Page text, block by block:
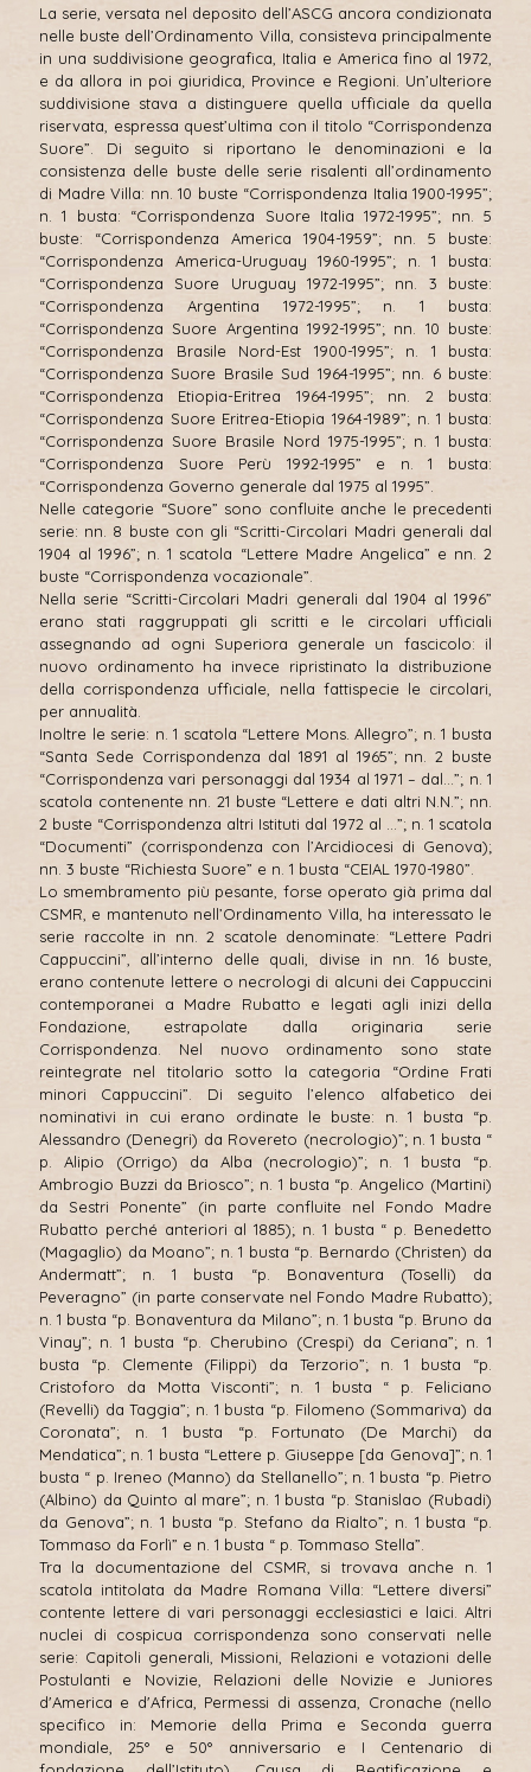
La serie, versata nel deposito dell’ASCG ancora condizionata
nelle buste dell’Ordinamento Villa, consisteva principalmente
in una suddivisione geografica, Italia e America fino al 1972,
e da allora in poi giuridica, Province e Regioni. Un’ulteriore
suddivisione stava a distinguere quella ufficiale da quella
riservata, espressa quest’ultima con il titolo “Corrispondenza
Suore”. Di seguito si riportano le denominazioni e la
consistenza delle buste delle serie risalenti all’ordinamento
di Madre Villa: nn. 10 buste “Corrispondenza Italia 1900-1995”;
n. 1 busta: “Corrispondenza Suore Italia 1972-1995”; nn. 5
buste: “Corrispondenza America 1904-1959”; nn. 5 buste:
“Corrispondenza America-Uruguay 1960-1995”; n. 1 busta:
“Corrispondenza Suore Uruguay 1972-1995”; nn. 3 buste:
“Corrispondenza Argentina 1972-1995”; n. 1 busta:
“Corrispondenza Suore Argentina 1992-1995”; nn. 10 buste:
“Corrispondenza Brasile Nord-Est 1900-1995”; n. 1 busta:
“Corrispondenza Suore Brasile Sud 1964-1995”; nn. 6 buste:
“Corrispondenza Etiopia-Eritrea 1964-1995”; nn. 2 busta:
“Corrispondenza Suore Eritrea-Etiopia 1964-1989”; n. 1 busta:
“Corrispondenza Suore Brasile Nord 1975-1995”; n. 1 busta:
“Corrispondenza Suore Perù 1992-1995” e n. 1 busta:
“Corrispondenza Governo generale dal 1975 al 1995”.
Nelle categorie “Suore” sono confluite anche le precedenti
serie: nn. 8 buste con gli “Scritti-Circolari Madri generali dal
1904 al 1996”; n. 1 scatola “Lettere Madre Angelica” e nn. 2
buste “Corrispondenza vocazionale”.
Nella serie “Scritti-Circolari Madri generali dal 1904 al 1996”
erano stati raggruppati gli scritti e le circolari ufficiali
assegnando ad ogni Superiora generale un fascicolo: il
nuovo ordinamento ha invece ripristinato la distribuzione
della corrispondenza ufficiale, nella fattispecie le circolari,
per annualità.
Inoltre le serie: n. 1 scatola “Lettere Mons. Allegro”; n. 1 busta
“Santa Sede Corrispondenza dal 1891 al 1965”; nn. 2 buste
“Corrispondenza vari personaggi dal 1934 al 1971 – dal…”; n. 1
scatola contenente nn. 21 buste “Lettere e dati altri N.N.”; nn.
2 buste “Corrispondenza altri Istituti dal 1972 al …”; n. 1 scatola
“Documenti” (corrispondenza con l’Arcidiocesi di Genova);
nn. 3 buste “Richiesta Suore” e n. 1 busta “CEIAL 1970-1980”.
Lo smembramento più pesante, forse operato già prima dal
CSMR, e mantenuto nell’Ordinamento Villa, ha interessato le
serie raccolte in nn. 2 scatole denominate: “Lettere Padri
Cappuccini”, all’interno delle quali, divise in nn. 16 buste,
erano contenute lettere o necrologi di alcuni dei Cappuccini
contemporanei a Madre Rubatto e legati agli inizi della
Fondazione, estrapolate dalla originaria serie
Corrispondenza. Nel nuovo ordinamento sono state
reintegrate nel titolario sotto la categoria “Ordine Frati
minori Cappuccini”. Di seguito l’elenco alfabetico dei
nominativi in cui erano ordinate le buste: n. 1 busta “p.
Alessandro (Denegri) da Rovereto (necrologio)”; n. 1 busta “
p. Alipio (Orrigo) da Alba (necrologio)”; n. 1 busta “p.
Ambrogio Buzzi da Briosco”; n. 1 busta “p. Angelico (Martini)
da Sestri Ponente” (in parte confluite nel Fondo Madre
Rubatto perché anteriori al 1885); n. 1 busta “ p. Benedetto
(Magaglio) da Moano”; n. 1 busta “p. Bernardo (Christen) da
Andermatt”; n. 1 busta “p. Bonaventura (Toselli) da
Peveragno” (in parte conservate nel Fondo Madre Rubatto);
n. 1 busta “p. Bonaventura da Milano”; n. 1 busta “p. Bruno da
Vinay”; n. 1 busta “p. Cherubino (Crespi) da Ceriana”; n. 1
busta “p. Clemente (Filippi) da Terzorio”; n. 1 busta “p.
Cristoforo da Motta Visconti”; n. 1 busta “ p. Feliciano
(Revelli) da Taggia”; n. 1 busta “p. Filomeno (Sommariva) da
Coronata”; n. 1 busta “p. Fortunato (De Marchi) da
Mendatica”; n. 1 busta “Lettere p. Giuseppe [da Genova]”; n. 1
busta “ p. Ireneo (Manno) da Stellanello”; n. 1 busta “p. Pietro
(Albino) da Quinto al mare”; n. 1 busta “p. Stanislao (Rubadi)
da Genova”; n. 1 busta “p. Stefano da Rialto”; n. 1 busta “p.
Tommaso da Forlì” e n. 1 busta “ p. Tommaso Stella”.
Tra la documentazione del CSMR, si trovava anche n. 1
scatola intitolata da Madre Romana Villa: “Lettere diversi”
contente lettere di vari personaggi ecclesiastici e laici. Altri
nuclei di cospicua corrispondenza sono conservati nelle
serie: Capitoli generali, Missioni, Relazioni e votazioni delle
Postulanti e Novizie, Relazioni delle Novizie e Juniores
d'America e d'Africa, Permessi di assenza, Cronache (nello
specifico in: Memorie della Prima e Seconda guerra
mondiale, 25° e 50° anniversario e I Centenario di